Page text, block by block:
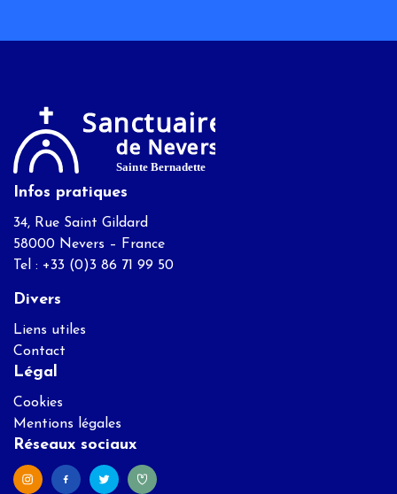
Infos pratiques
34, Rue Saint Gildard
58000 Nevers – France
Tel : +33 (0)3 86 71 99 50
Divers
Liens utiles
Contact
Légal
Cookies
Mentions légales
Réseaux sociaux